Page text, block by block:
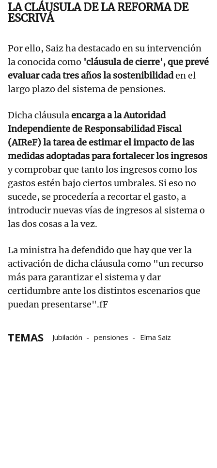
LA CLÁUSULA DE LA REFORMA DE
ESCRIVÁ
Por ello, Saiz ha destacado en su intervención
la conocida como 'cláusula de cierre', que prevé
evaluar cada tres años la sostenibilidaden el
largo plazo del sistema de pensiones.
Dicha cláusulaencarga a la Autoridad
Independiente de Responsabilidad Fiscal
(AIReF) la tarea de estimar el impacto de las
medidas adoptadas para fortalecer los ingresos
y comprobar que tanto los ingresos como los
gastos estén bajo ciertos umbrales. Si eso no
sucede, se procedería a recortar el gasto, a
introducir nuevas vías de ingresos al sistema o
las dos cosas a la vez.
La ministra ha defendido que hay que ver la
activación de dicha cláusula como "un recurso
más para garantizar el sistema y dar
certidumbre ante los distintos escenarios que
puedan presentarse".fF
TEMAS Jubilación pensiones Elma Saiz